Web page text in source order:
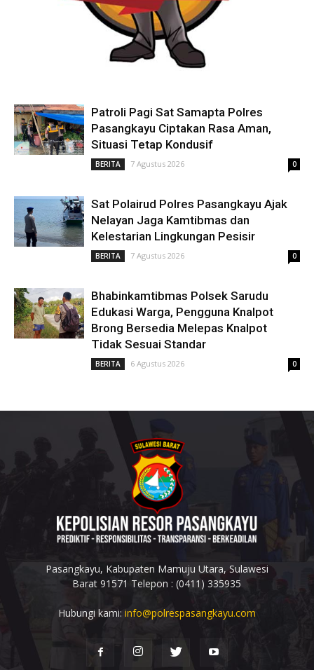
Patroli Pagi Sat Samapta Polres
Pasangkayu Ciptakan Rasa Aman,
Situasi Tetap Kondusif
BERITA 7 Agustus 2026 0
Sat Polairud Polres Pasangkayu Ajak
Nelayan Jaga Kamtibmas dan
Kelestarian Lingkungan Pesisir
BERITA 7 Agustus 2026 0
Bhabinkamtibmas Polsek Sarudu
Edukasi Warga, Pengguna Knalpot
Brong Bersedia Melepas Knalpot
Tidak Sesuai Standar
BERITA 6 Agustus 2026 0
Pasangkayu, Kabupaten Mamuju Utara, Sulawesi
Barat 91571 Telepon : (0411) 335935
Hubungi kami: info@polrespasangkayu.com